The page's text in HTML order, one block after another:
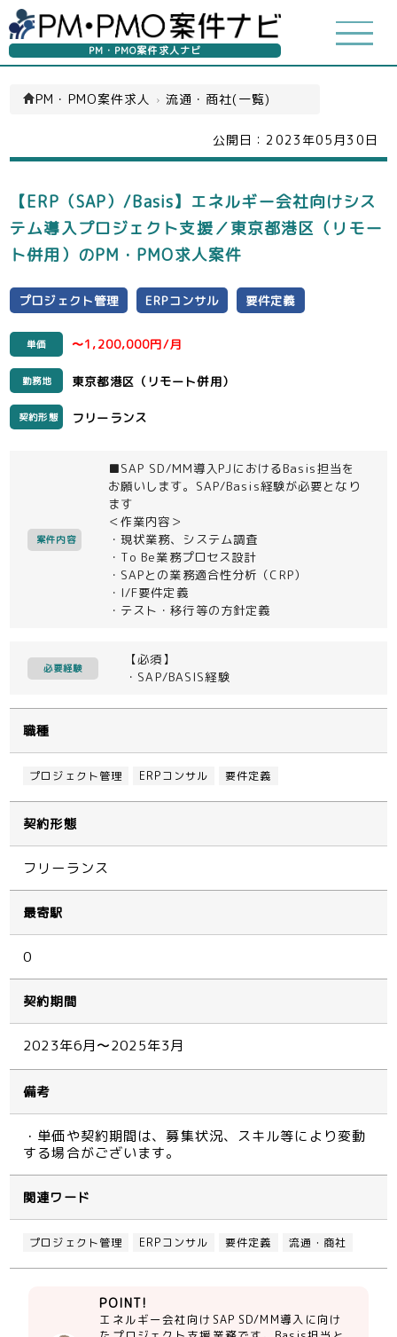
PM・PMO案件求人ナビ
PM・PMO案件求人 › 流通・商社(一覧)
公開日： 2023年05月30日
【ERP（SAP）/Basis】エネルギー会社向けシス
テム導入プロジェクト支援／東京都港区（リモー
ト併用）のPM・PMO求人案件
プロジェクト管理 ERPコンサル 要件定義
単価 〜1,200,000円/月
勤務地 東京都港区（リモート併用）
契約形態 フリーランス
案件内容
■SAP SD/MM導入PJにおけるBasis担当を
お願いします。SAP/Basis経験が必要となり
ます
＜作業内容＞
・現状業務、システム調査
・To Be業務プロセス設計
・SAPとの業務適合性分析（CRP）
・I/F要件定義
・テスト・移行等の方針定義
必要経験
【必須】
・SAP/BASIS経験
職種
プロジェクト管理 ERPコンサル 要件定義
契約形態
フリーランス
最寄駅
0
契約期間
2023年6月〜2025年3月
備考
・単価や契約期間は、募集状況、スキル等により変動
する場合がございます。
関連ワード
プロジェクト管理 ERPコンサル 要件定義 流通・商社
POINT!
エネルギー会社向けSAP SD/MM導入に向け